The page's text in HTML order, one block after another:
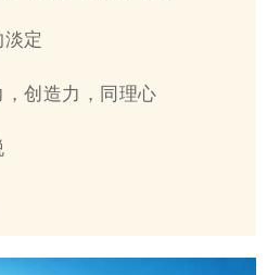
定
创造力，同理心